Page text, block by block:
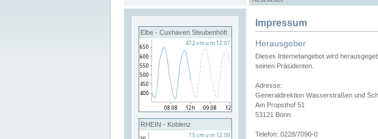
Elbe - Cuxhaven Steubenhöft
RHEIN - Koblenz
Impressum
Herausgeber
Dieses Internetangebot wird
seinen Präsidenten.
Adresse:
Generaldirektion Wasserstraßen und
Am Propsthof 51
53121 Bonn
Telefon: 0228/7090-0